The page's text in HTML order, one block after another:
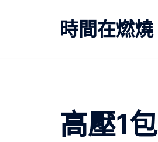
時間在燃燒
高壓1